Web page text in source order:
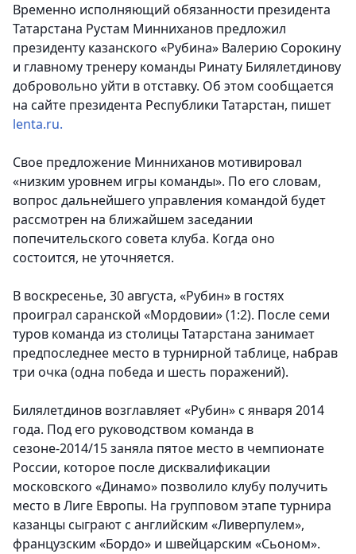
Временно исполняющий обязанности президента
Татарстана Рустам Минниханов предложил
президенту казанского «Рубина» Валерию Сорокину
и главному тренеру команды Ринату Билялетдинову
добровольно уйти в отставку. Об этом сообщается
на сайте президента Республики Татарстан, пишет
lenta.ru.
Свое предложение Минниханов мотивировал
«низким уровнем игры команды». По его словам,
вопрос дальнейшего управления командой будет
рассмотрен на ближайшем заседании
попечительского совета клуба. Когда оно
состоится, не уточняется.
В воскресенье, 30 августа, «Рубин» в гостях
проиграл саранской «Мордовии» (1:2). После семи
туров команда из столицы Татарстана занимает
предпоследнее место в турнирной таблице, набрав
три очка (одна победа и шесть поражений).
Билялетдинов возглавляет «Рубин» с января 2014
года. Под его руководством команда в
сезоне-2014/15 заняла пятое место в чемпионате
России, которое после дисквалификации
московского «Динамо» позволило клубу получить
место в Лиге Европы. На групповом этапе турнира
казанцы сыграют с английским «Ливерпулем»,
французским «Бордо» и швейцарским «Сьоном».